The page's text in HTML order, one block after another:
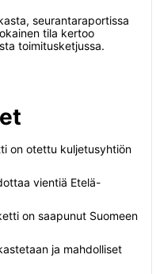
seurantaraportissa
tila kertoo
toimitusketjussa.
on otettu kuljetusyhtiön
vientiä Etelä-
on saapunut Suomeen
ja mahdolliset